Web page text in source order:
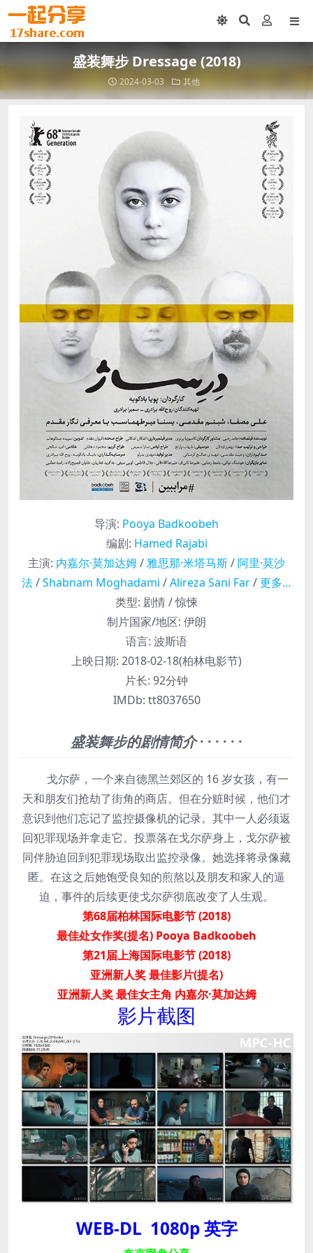
盛装舞步 Dressage (2018)
2024-03-03 其他
导演: Pooya Badkoobeh
编剧: Hamed Rajabi
主演: 内嘉尔·莫加达姆/雅思那·米塔马斯/ 阿里·莫沙
法/Shabnam Moghadami /Alireza Sani Far/更多…
类型: 剧情 / 惊悚
制片国家/地区: 伊朗
语言: 波斯语
上映日期: 2018-02-18(柏林电影节)
片长: 92分钟
IMDb: tt8037650
盛装舞步的剧情简介· · · · · ·
戈尔萨，一个来自德黑兰郊区的 16 岁女孩，有一
天和朋友们抢劫了街角的商店。但在分赃时候，他们才
意识到他们忘记了监控摄像机的记录。其中一人必须返
回犯罪现场并拿走它。投票落在戈尔萨身上，戈尔萨被
同伴胁迫回到犯罪现场取出监控录像。她选择将录像藏
匿。在这之后她饱受良知的煎熬以及朋友和家人的逼
迫，事件的后续更使戈尔萨彻底改变了人生观。
第68届柏林国际电影节 (2018)
最佳处女作奖(提名) Pooya Badkoobeh
第21届上海国际电影节 (2018)
亚洲新人奖 最佳影片(提名)
亚洲新人奖 最佳女主角 内嘉尔·莫加达姆
影片截图
WEB-DL 1080p 英字